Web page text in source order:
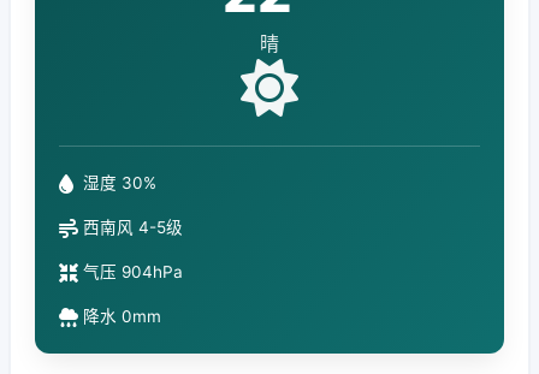
晴
湿度 30%
西南风 4-5级
气压 904hPa
降水 0mm